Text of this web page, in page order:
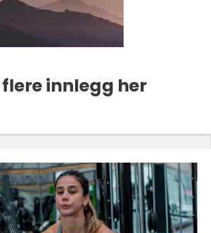
flere innlegg her